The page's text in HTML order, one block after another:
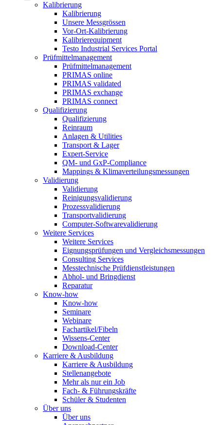
Kalibrierung
Kalibrierung
Unsere Messgrössen
Vor-Ort-Kalibrierung
Kalibrierequipment
Testo Industrial Services Portal
Prüfmittelmanagement
Prüfmittelmanagement
PRIMAS online
PRIMAS validated
PRIMAS exchange
PRIMAS connect
Qualifizierung
Qualifizierung
Reinraum
Anlagen & Utilities
Transport & Lager
Expert-Service
QM- und GxP-Compliance
Mappings & Klimaverteilungsmessungen
Validierung
Validierung
Reinigungsvalidierung
Prozessvalidierung
Transportvalidierung
Computer-Softwarevalidierung
Weitere Services
Weitere Services
Eignungsprüfungen und Vergleichsmessungen
Consulting Services
Messtechnische Prüfdienstleistungen
Abhol- und Bringdienst
Reparatur
Know-how
Know-how
Seminare
Webinare
Fachartikel/Fibeln
Wissens-Center
Download-Center
Karriere & Ausbildung
Karriere & Ausbildung
Stellenangebote
Mehr als nur ein Job
Fach- & Führungskräfte
Schüler & Studenten
Über uns
Über uns